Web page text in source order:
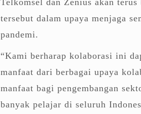
tersebut dalam upaya menjaga
pandemi.
“Kami berharap kolaborasi ini
manfaat dari berbagai upaya
manfaat bagi pengembangan
banyak pelajar di seluruh